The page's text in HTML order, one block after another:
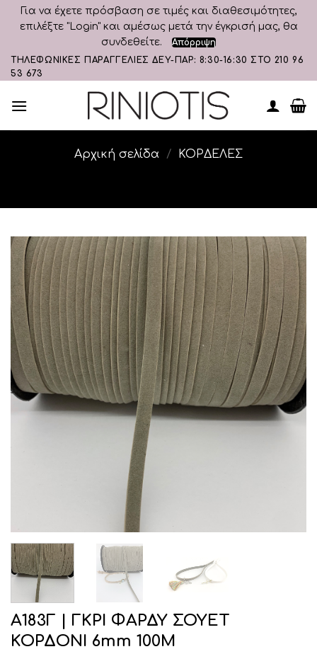
Για να έχετε πρόσβαση σε τιμές και διαθεσιμότητες,
επιλέξτε "Login" και αμέσως μετά την έγκρισή μας, θα
συνδεθείτε.
Απόρριψη
Skip
to
ΤΗΛΕΦΩΝΙΚΕΣ ΠΑΡΑΓΓΕΛΙΕΣ ΔΕΥ-ΠΑΡ: 8:30-16:30 ΣΤΟ 210 96
53 673
Αρχική σελίδα / ΚΟΡΔΕΛΕΣ
Α183Γ | ΓΚΡΙ ΦΑΡΔΥ ΣΟΥΕΤ
ΚΟΡΔΟΝΙ 6mm 100M